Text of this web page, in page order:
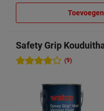
Safety Grip
(9)